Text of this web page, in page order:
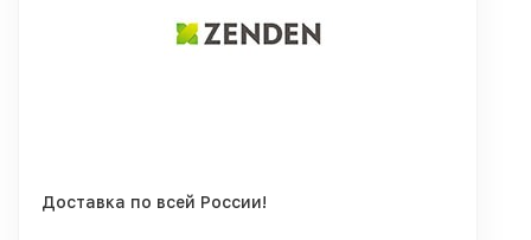
Доставка по всей России!